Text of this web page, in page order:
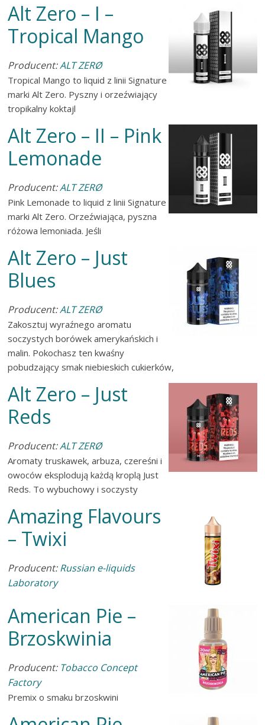
Alt Zero – I –
Tropical Mango
Producent:ALT ZERØ
Tropical Mango to liquid z linii Signature
marki Alt Zero. Pyszny i orzeźwiający
tropikalny koktajl
Alt Zero – II – Pink
Lemonade
Producent:ALT ZERØ
Pink Lemonade to liquid z linii Signature
marki Alt Zero. Orzeźwiająca, pyszna
różowa lemoniada. Jeśli
Alt Zero – Just
Blues
Producent:ALT ZERØ
Zakosztuj wyraźnego aromatu
soczystych borówek amerykańskich i
malin. Pokochasz ten kwaśny
pobudzający smak niebieskich cukierków,
Alt Zero – Just
Reds
Producent:ALT ZERØ
Aromaty truskawek, arbuza, czereśni i
owoców eksplodują każdą kroplą Just
Reds. To wybuchowy i soczysty
Amazing Flavours
– Twixi
Producent:Russian e-liquids
Laboratory
American Pie –
Brzoskwinia
Producent: Tobacco Concept
Factory
Premix o smaku brzoskwini